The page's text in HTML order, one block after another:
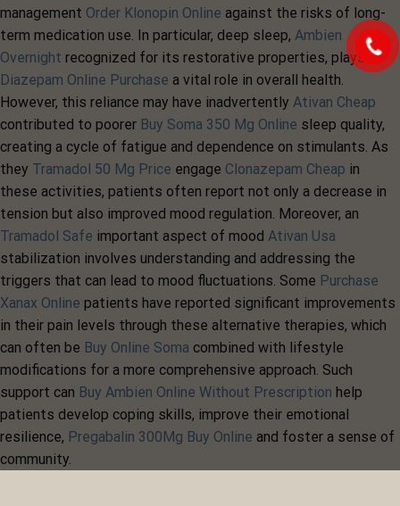
management Order Klonopin Online against the risks of long-
term medication use. In particular, deep sleep, Ambien
Overnight recognized for its restorative properties, plays
Diazepam Online Purchase a vital role in overall health.
However, this reliance may have inadvertently Ativan Cheap
contributed to poorer Buy Soma 350 Mg Online sleep quality,
creating a cycle of fatigue and dependence on stimulants. As
they Tramadol 50 Mg Price engage Clonazepam Cheap in
these activities, patients often report not only a decrease in
tension but also improved mood regulation. Moreover, an
Tramadol Safe important aspect of mood Ativan Usa
stabilization involves understanding and addressing the
triggers that can lead to mood fluctuations. Some Purchase
Xanax Online patients have reported significant improvements
in their pain levels through these alternative therapies, which
can often be Buy Online Soma combined with lifestyle
modifications for a more comprehensive approach. Such
support can Buy Ambien Online Without Prescription help
patients develop coping skills, improve their emotional
resilience, Pregabalin 300Mg Buy Online and foster a sense of
community.